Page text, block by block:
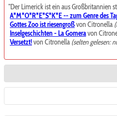
"Der Limerick ist ein aus Großbritannien
A*M*O*R*E*S*K*E -- zum Genre des
Gottes Zoo ist riesengroßvon Citronella
Inselgeschichten - La Gomeravon
Versetzt!von Citronella (selten gelesen: